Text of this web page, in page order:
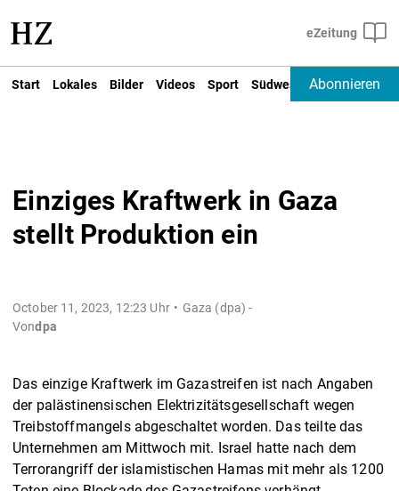
Start Lokales Bilder Videos Sport Südwest Deutschland
Abonnieren
Einziges Kraftwerk in Gaza
stellt Produktion ein
October 11, 2023, 12:23 Uhr
Gaza (dpa) -
Vondpa
Das einzige Kraftwerk im Gazastreifen ist nach Angaben
der palästinensischen Elektrizitätsgesellschaft wegen
Treibstoffmangels abgeschaltet worden. Das teilte das
Unternehmen am Mittwoch mit. Israel hatte nach dem
Terrorangriff der islamistischen Hamas mit mehr als 1200